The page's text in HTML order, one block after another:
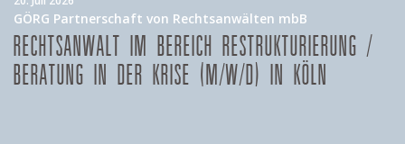
GÖRG Partnerschaft von Rechtsanwälten mbB
RECHTSANWALT IM BEREICH RESTRUKTURIERUNG /
BERATUNG IN DER KRISE (M/W/D) IN KÖLN